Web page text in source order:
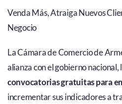
Venda Más, Atraiga Nuevos
Negocio
La Cámara de Comercio de
alianza con el gobierno nacional,
convocatorias gratuitas para
incrementar sus indicadores a